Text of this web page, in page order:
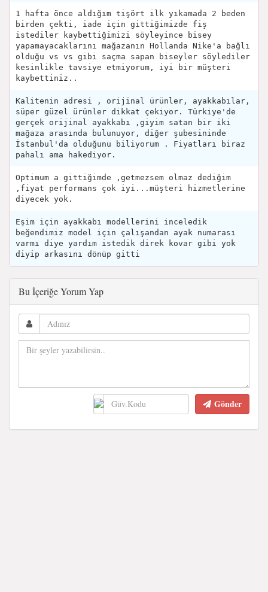
1 hafta önce aldığım tişört ilk yıkamada 2 beden
birden çekti, iade için gittiğimizde fiş
istediler kaybettiğimizi söyleyince bisey
yapamayacaklarını mağazanın Hollanda Nike'a bağlı
olduğu vs vs gibi saçma sapan biseyler söylediler
kesinlikle tavsiye etmiyorum, iyi bir müşteri
kaybettiniz..
Kalitenin adresi , orijinal ürünler, ayakkabılar,
süper güzel ürünler dikkat çekiyor. Türkiye'de
gerçek orijinal ayakkabı ,giyim satan bir iki
mağaza arasında bulunuyor, diğer şubesininde
İstanbul'da olduğunu biliyorum . Fiyatları biraz
pahalı ama hakediyor.
Optimum a gittiğimde ,getmezsem olmaz dediğim
,fiyat performans çok iyi...müşteri hizmetlerine
diyecek yok.
Eşim için ayakkabı modellerini inceledik
beğendimiz model için çalışandan ayak numarası
varmı diye yardım istedik direk kovar gibi yok
diyip arkasını dönüp gitti
Bu İçeriğe Yorum Yap
Gönder